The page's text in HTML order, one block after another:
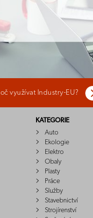
využívat Industry-EU?
KATEGORIE
Auto
Ekologie
Elektro
Obaly
Plasty
Práce
Služby
Stavebnictví
Strojírenství